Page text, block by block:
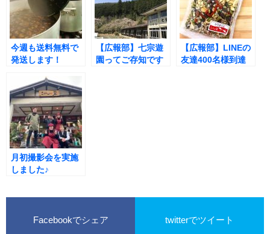
今週も送料無料で
発送します！
【広報部】七宗遊
園ってご存知です
【広報部】LINEの
友達400名様到達
月初撮影会を実施
しました♪
Facebookでシェア twitterでツイート